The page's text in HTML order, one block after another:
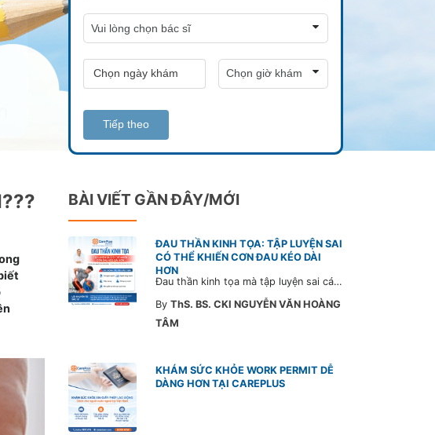
Tiếp theo
BÀI VIẾT GẦN ĐÂY/MỚI
ĐAU THẦN KINH TỌA: TẬP LUYỆN SAI
CÓ THỂ KHIẾN CƠN ĐAU KÉO DÀI
HƠN
Đau thần kinh tọa mà tập luyện sai cách có thể khiến cơn đau trở nặng và kéo dài thời gian hồi phục. Tham khảo chia sẻ của Bác sĩ CarePlus để nắm các động tác cần tránh và có góc nhìn đúng về phương pháp điều trị phù hợp trong bài viết sau.
ByThS. BS. CKI NGUYỄN VĂN HOÀNG
TÂM
KHÁM SỨC KHỎE WORK PERMIT DỄ
DÀNG HƠN TẠI CAREPLUS